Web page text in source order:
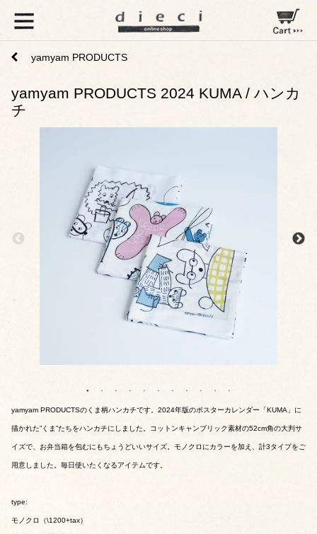
yamyam PRODUCTS
yamyam PRODUCTS 2024 KUMA / ハンカ
チ
yamyam PRODUCTSのくま柄ハンカチです。2024年版のポスターカレンダー「KUMA」に
描かれた”くま”たちをハンカチにしました。コットンキャンブリック素材の52cm角の大判サ
イズで、お弁当箱を包むにもちょうどいいサイズ。モノクロにカラーを加え、計3タイプをご
用意しました。毎日使いたくなるアイテムです。
type:
モノクロ（\1200+tax）